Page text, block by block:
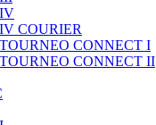
IV
IV COURIER
TOURNEO CONNECT I
TOURNEO CONNECT II